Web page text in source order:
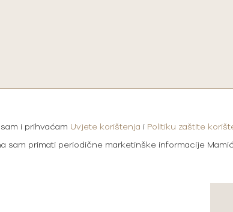
i prihvaćam Uvjete korištenja i Politiku zaštite
sam primati periodične marketinške informacije Mamić